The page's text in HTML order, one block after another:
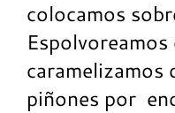
colocamos
caramelizamos
piñones por